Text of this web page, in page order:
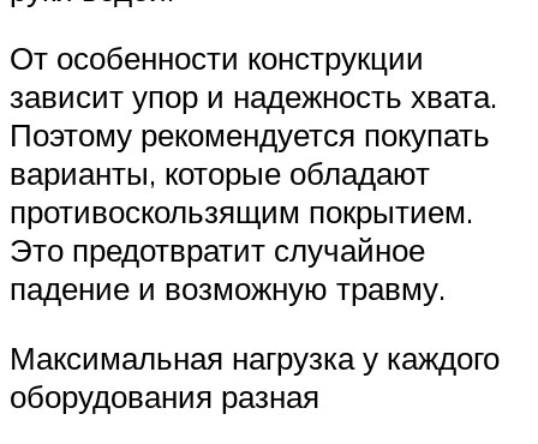
От особенности конструкции
зависит упор и надежность хвата.
Поэтому рекомендуется покупать
варианты, которые обладают
противоскользящим покрытием.
Это предотвратит случайное
падение и возможную травму.
Максимальная нагрузка у каждого
оборудования разная